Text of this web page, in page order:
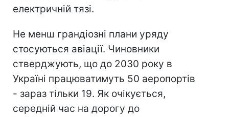
електричній тязі.
Не менш грандіозні плани уряду
стосуються авіації. Чиновники
стверджують, що до 2030 року в
Україні працюватимуть 50 аеропортів
- зараз тільки 19. Як очікується,
середній час на дорогу до